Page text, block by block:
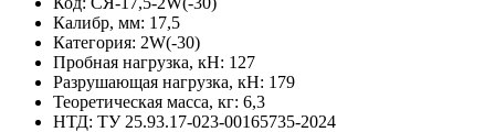
Калибр, мм: 17,5
Категория: 2W(-30)
Пробная нагрузка, кН: 127
Разрушающая нагрузка, кН: 179
Теоретическая масса, кг: 6,3
НТД: ТУ 25.93.17-023-00165735-2024